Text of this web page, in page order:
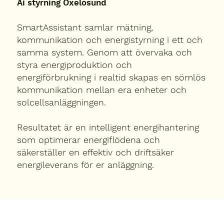
Ai styrning Oxelösund
SmartAssistant samlar mätning,
kommunikation och energistyrning i ett och
samma system. Genom att övervaka och
styra energiproduktion och
energiförbrukning i realtid skapas en sömlös
kommunikation mellan era enheter och
solcellsanläggningen.
Resultatet är en intelligent energihantering
som optimerar energiflödena och
säkerställer en effektiv och driftsäker
energileverans för er anläggning.